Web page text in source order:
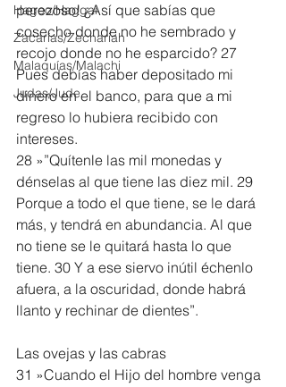
Hageo/Haggai
Zacarías/Zechariah
Malaquías/Malachi
Judas/Jude
perezoso! ¿Así que sabías que
cosecho donde no he sembrado y
recojo donde no he esparcido? 27
Pues debías haber depositado mi
dinero en el banco, para que a mi
regreso lo hubiera recibido con
intereses.
28 »”Quítenle las mil monedas y
dénselas al que tiene las diez mil. 29
Porque a todo el que tiene, se le dará
más, y tendrá en abundancia. Al que
no tiene se le quitará hasta lo que
tiene. 30 Y a ese siervo inútil échenlo
afuera, a la oscuridad, donde habrá
llanto y rechinar de dientes”.
Las ovejas y las cabras
31 »Cuando el Hijo del hombre venga